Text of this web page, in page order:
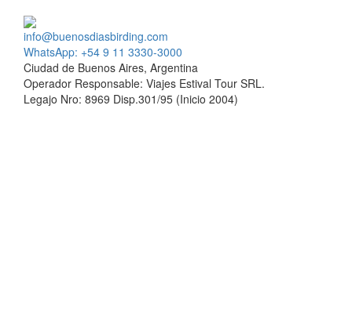
info@buenosdiasbirding.com
WhatsApp: +54 9 11 3330-3000
Ciudad de Buenos Aires, Argentina
Operador Responsable: Viajes Estival Tour SRL.
Legajo Nro: 8969 Disp.301/95 (Inicio 2004)